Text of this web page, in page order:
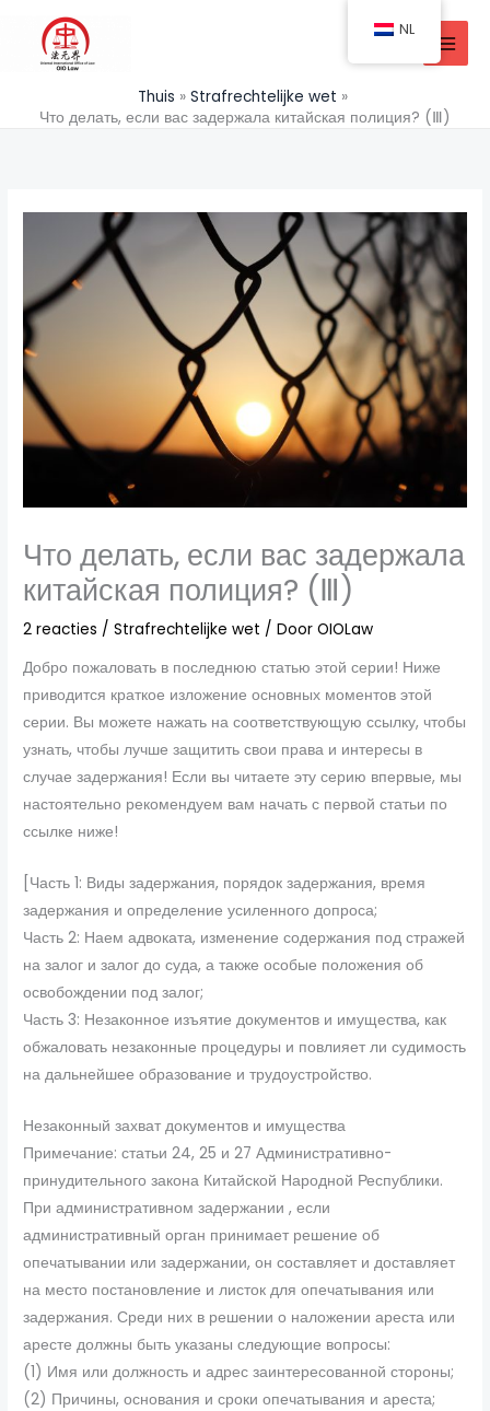
Doorgaan
inhoud
Thuis
Strafrechtelijke wet
Что делать, если вас задержала китайская полиция? (Ⅲ)
Что делать, если вас задержала
китайская полиция? (Ⅲ)
2 reacties /Strafrechtelijke wet / DoorOIOLaw
Добро пожаловать в последнюю статью этой серии! Ниже
приводится краткое изложение основных моментов этой
серии. Вы можете нажать на соответствующую ссылку, чтобы
узнать, чтобы лучше защитить свои права и интересы в
случае задержания! Если вы читаете эту серию впервые, мы
настоятельно рекомендуем вам начать с первой статьи по
ссылке ниже!
[Часть 1: Виды задержания, порядок задержания, время
задержания и определение усиленного допроса;
Часть 2: Наем адвоката, изменение содержания под стражей
на залог и залог до суда, а также особые положения об
освобождении под залог;
Часть 3: Незаконное изъятие документов и имущества, как
обжаловать незаконные процедуры и повлияет ли судимость
на дальнейшее образование и трудоустройство.
Незаконный захват документов и имущества
Примечание: статьи 24, 25 и 27 Административно-
принудительного закона Китайской Народной Республики.
При административном задержании , если
административный орган принимает решение об
опечатывании или задержании, он составляет и доставляет
на место постановление и листок для опечатывания или
задержания. Среди них в решении о наложении ареста или
аресте должны быть указаны следующие вопросы:
(1) Имя или должность и адрес заинтересованной стороны;
(2) Причины, основания и сроки опечатывания и ареста;
NL